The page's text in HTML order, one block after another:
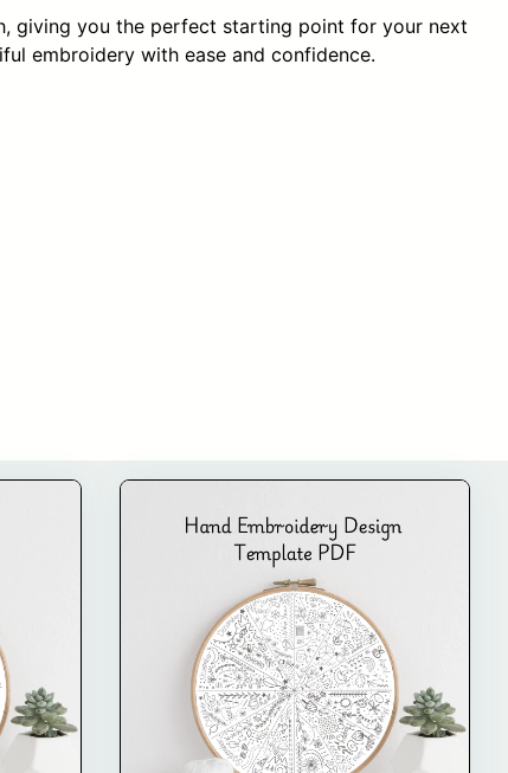
giving you the perfect starting point for your next
embroidery with ease and confidence.